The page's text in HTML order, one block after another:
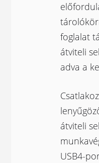
foglalat
átviteli
adva a
átviteli
USB4-